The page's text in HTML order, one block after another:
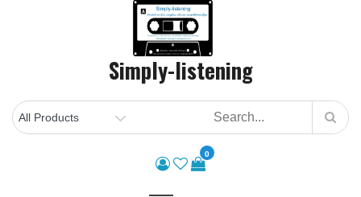
Simply-listening
0